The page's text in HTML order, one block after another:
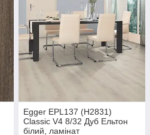
Egger EPL137 (H2831)
Classic V4 8/32 Дуб Ельтон
білий, ламінат